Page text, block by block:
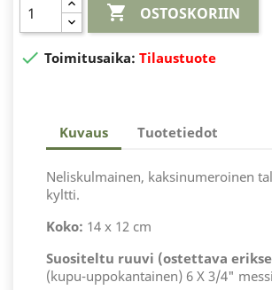
 OSTOSKORIIN
 Toimitusaika: Tilaustuote
Kuvaus Tuotetiedot
Neliskulmainen, kaksinumeroinen
kyltti.
Koko: 14 x 12 cm
Suositeltu ruuvi (ostettava
(kupu-uppokantainen) 6 X 3/4"